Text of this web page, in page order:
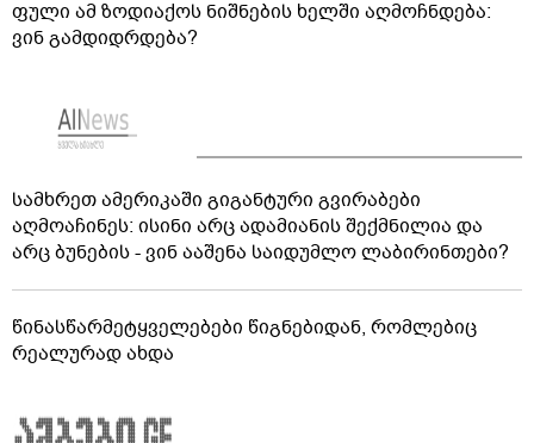
ფული ამ ზოდიაქოს ნიშნების ხელში აღმოჩნდება:
ვინ გამდიდრდება?
სამხრეთ ამერიკაში გიგანტური გვირაბები
აღმოაჩინეს: ისინი არც ადამიანის შექმნილია და
არც ბუნების - ვინ ააშენა საიდუმლო ლაბირინთები?
წინასწარმეტყველებები წიგნებიდან, რომლებიც
რეალურად ახდა